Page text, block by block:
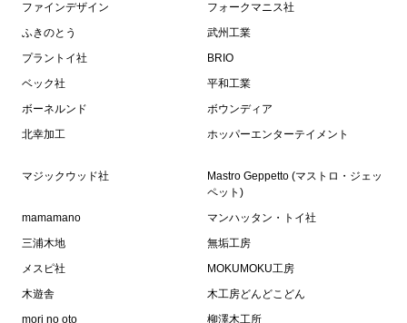
ファインデザイン
フォークマニス社
ふきのとう
武州工業
プラントイ社
BRIO
ベック社
平和工業
ボーネルンド
ボウンディア
北幸加工
ホッパーエンターテイメント
マジックウッド社
Mastro Geppetto (マストロ・ジェッ
ペット)
mamamano
マンハッタン・トイ社
三浦木地
無垢工房
メスピ社
MOKUMOKU工房
木遊舎
木工房どんどこどん
mori no oto
柳澤木工所